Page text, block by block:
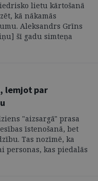
lietu kārtošanā
kā nākamās
Aleksandrs Grīns
šī gadu simteņa
lemjot par
"aizsargā" prasa
īstenošanā, bet
Tas nozīmē, ka
kas piedalās